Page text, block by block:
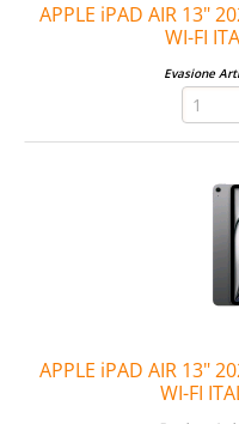
APPLE iPAD AIR 13"
WI-FI
Evasione
APPLE iPAD AIR 13"
WI-FI